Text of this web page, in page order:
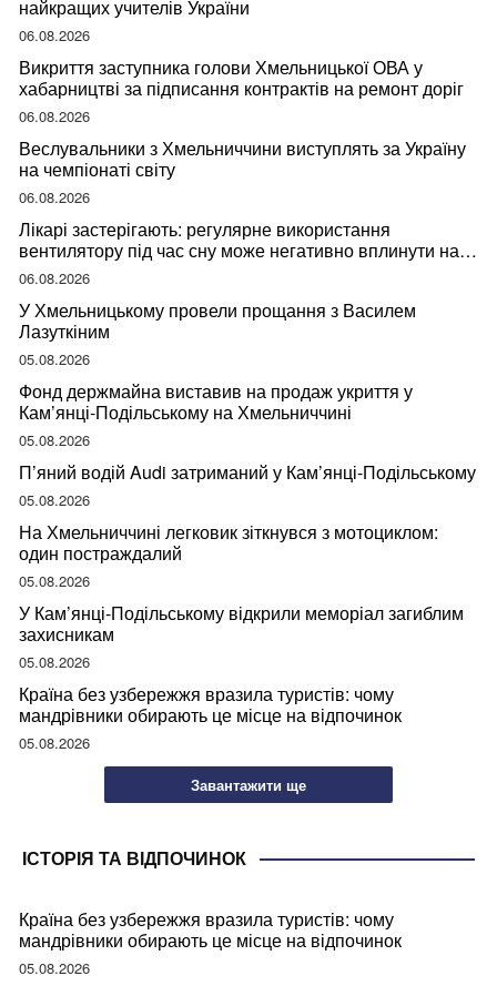
найкращих учителів України
06.08.2026
Викриття заступника голови Хмельницької ОВА у
хабарництві за підписання контрактів на ремонт доріг
06.08.2026
Веслувальники з Хмельниччини виступлять за Україну
на чемпіонаті світу
06.08.2026
Лікарі застерігають: регулярне використання
вентилятору під час сну може негативно вплинути на
ваше здоров’я
06.08.2026
У Хмельницькому провели прощання з Василем
Лазуткіним
05.08.2026
Фонд держмайна виставив на продаж укриття у
Кам’янці-Подільському на Хмельниччині
05.08.2026
П’яний водій Audi затриманий у Кам’янці-Подільському
05.08.2026
На Хмельниччині легковик зіткнувся з мотоциклом:
один постраждалий
05.08.2026
У Кам’янці-Подільському відкрили меморіал загиблим
захисникам
05.08.2026
Країна без узбережжя вразила туристів: чому
мандрівники обирають це місце на відпочинок
05.08.2026
Завантажити ще
ІСТОРІЯ ТА ВІДПОЧИНОК
Країна без узбережжя вразила туристів: чому
мандрівники обирають це місце на відпочинок
05.08.2026